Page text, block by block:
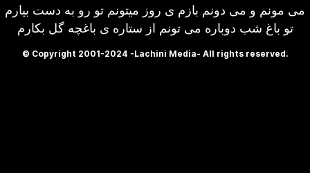
می مونم و می دونم بازم ی روز میتونم تو رو به دست بیارم
تو باغ شب دوباره می تونم از ستاره ی باغچه گل بکارم
© Copyright 2001-2024 -Lachini Media- All rights reserved.